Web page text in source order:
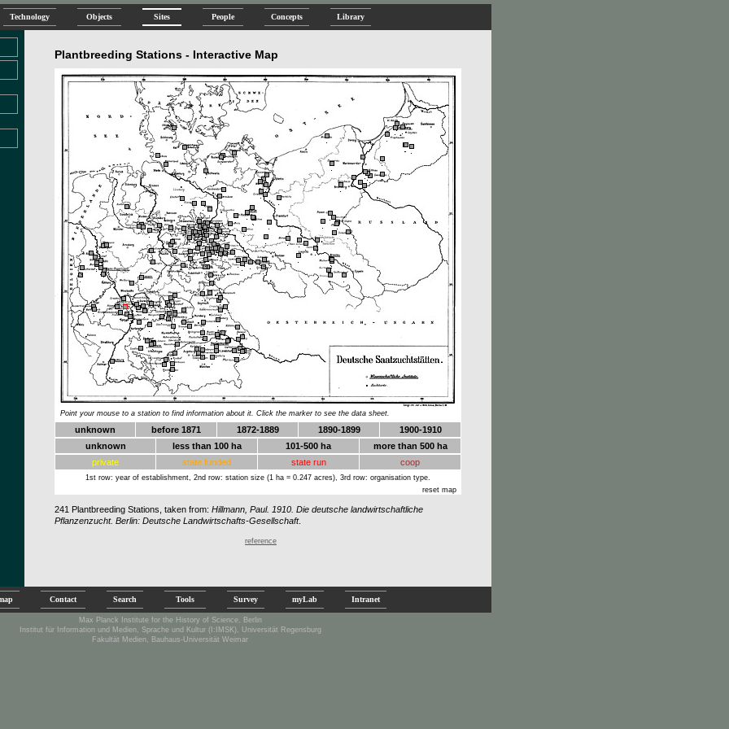
Technology Objects Sites People Concepts Library
Plantbreeding Stations - Interactive Map
.
.
.
.
.
.
.
.
.
.
.
.
.
. .
.
.
.
.
.
.
.
.
.
.
.
. .
.
.
.
.
.
.
.
.
.
..
. ... .
.
.
.
.
.
.
.
.
.
........
.
.
.
.
.
.
.
.
.
.
.
.
. .
.
.
.
.
.
.
.
.
.
.
.
. . .
..
. .
.
.
.
.
.
.
.
..
.
.
..
.
.
.
.
.
.
.
.
.
.
.
.
.
..
.
.
.
. .
.
.
.
.
.
..
.
.
.
.
.
.
.
.
.
.
.
.
.
. .
.
.
.
.
.
.
.
.
.
.
.
.
.
.
.
.
.
.
.
.
.
.
.
.
.
.
.
.
.
.
. .
.
.
.
.
.
.
.
. .
.
.
..
.
.
.
.
.
.
.
.
.
.
.
. .
.
.
.
.
.
.
.
.
.
.
.
.
.
.
.
.
.
.
.
.
.
.
.
.
.
.
.
.
.
.
.
.
.
.
.
Point your mouse to a station to find information about it. Click the marker to see the data sheet.
unknown before 1871 1872-1889 1890-1899
1900-1910
unknown
less than 100 ha 101-500 ha
more than 500 ha
private
state funded state run coop
1st row: year of establishment, 2nd row: station size (1 ha = 0.247 acres), 3rd row: organisation type.
reset map
241 Plantbreeding Stations, taken from: Hillmann, Paul. 1910. Die deutsche landwirtschaftliche
Pflanzenzucht. Berlin: Deutsche Landwirtschafts-Gesellschaft.
reference
Contact Search Tools Survey myLab Intranet
Max Planck Institute for the History of Science, Berlin
Institut für Information und Medien, Sprache und Kultur (I:IMSK), Universität Regensburg
Fakultät Medien, Bauhaus-Universität Weimar